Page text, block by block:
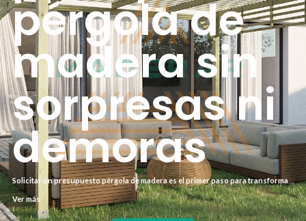
pérgola de
madera sin
sorpresas ni
demoras
Solicitar un presupuesto pérgola de madera es el primer paso para transformar
tu terraza o jardín en un espacio funcional y estético. En nuestro servicio,
recibirás una propuesta clara y detallada sin compromiso, con plazos de
ejecución ajustados a tu agenda.
Ver más